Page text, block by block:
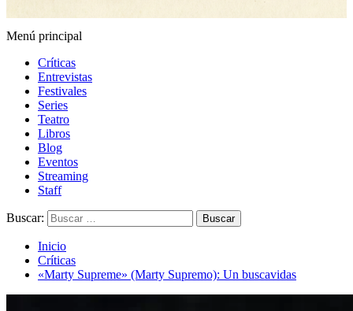
Espectador Web
Menú principal
Críticas
Entrevistas
Festivales
Series
Teatro
Libros
Blog
Eventos
Streaming
Staff
Buscar:
Inicio
Críticas
«Marty Supreme» (Marty Supremo): Un buscavidas